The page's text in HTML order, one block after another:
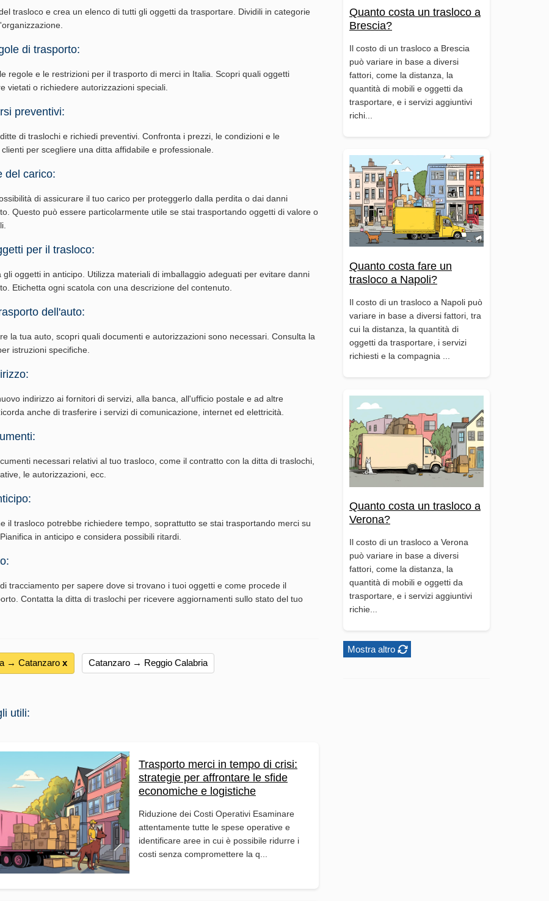
Quanto costa un trasloco a
Brescia?
Il costo di un trasloco a Brescia
può variare in base a diversi
fattori, come la distanza, la
quantità di mobili e oggetti da
trasportare, e i servizi aggiuntivi
richi...
Quanto costa fare un
trasloco a Napoli?
Il costo di un trasloco a Napoli può
variare in base a diversi fattori, tra
cui la distanza, la quantità di
oggetti da trasportare, i servizi
richiesti e la compagnia ...
Quanto costa un trasloco a
Verona?
Il costo di un trasloco a Verona
può variare in base a diversi
fattori, come la distanza, la
quantità di mobili e oggetti da
trasportare, e i servizi aggiuntivi
richie...
Mostra altro
trasloco e crea un elenco di tutti gli oggetti da trasportare. Dividili in categorie
di trasporto:
regole e le restrizioni per il trasporto di merci in Italia. Scopri quali oggetti
vietati o richiedere autorizzazioni speciali.
preventivi:
di traslochi e richiedi preventivi. Confronta i prezzi, le condizioni e le
per scegliere una ditta affidabile e professionale.
del carico:
di assicurare il tuo carico per proteggerlo dalla perdita o dai danni
Questo può essere particolarmente utile se stai trasportando oggetti di valore o
per il trasloco:
gli oggetti in anticipo. Utilizza materiali di imballaggio adeguati per evitare danni
Etichetta ogni scatola con una descrizione del contenuto.
dell'auto:
la tua auto, scopri quali documenti e autorizzazioni sono necessari. Consulta la
istruzioni specifiche.
indirizzo ai fornitori di servizi, alla banca, all'ufficio postale e ad altre
anche di trasferire i servizi di comunicazione, internet ed elettricità.
necessari relativi al tuo trasloco, come il contratto con la ditta di traslochi,
le autorizzazioni, ecc.
il trasloco potrebbe richiedere tempo, soprattutto se stai trasportando merci su
in anticipo e considera possibili ritardi.
tracciamento per sapere dove si trovano i tuoi oggetti e come procede il
Contatta la ditta di traslochi per ricevere aggiornamenti sullo stato del tuo
→ Catanzaro х Catanzaro → Reggio Calabria
utili:
Trasporto merci in tempo di crisi:
strategie per affrontare le sfide
economiche e logistiche
Riduzione dei Costi Operativi Esaminare
attentamente tutte le spese operative e
identificare aree in cui è possibile ridurre i
costi senza compromettere la q...